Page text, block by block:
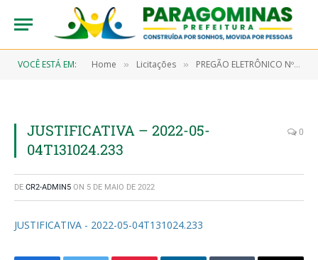
VOCÊ ESTÁ EM: Home » Licitações » PREGÃO ELETRÔNICO Nº 9/2021-00005 (CONTRATAÇÃO DE EMPRESA ESPECIALIZADA PARA CONFECÇÃO DE BOBINAS TERMO SENSÍVEIS PADRONIZADAS)
JUSTIFICATIVA – 2022-05-
04T131024.233
0
DE CR2-ADMIN5 ON 5 DE MAIO DE 2022
JUSTIFICATIVA - 2022-05-04T131024.233